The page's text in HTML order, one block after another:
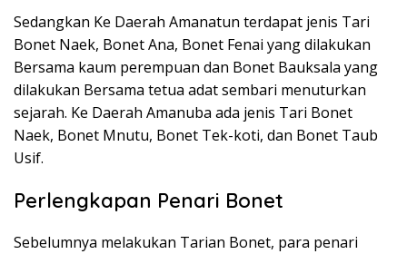
Sedangkan Ke Daerah Amanatun terdapat jenis Tari
Bonet Naek, Bonet Ana, Bonet Fenai yang dilakukan
Bersama kaum perempuan dan Bonet Bauksala yang
dilakukan Bersama tetua adat sembari menuturkan
sejarah. Ke Daerah Amanuba ada jenis Tari Bonet
Naek, Bonet Mnutu, Bonet Tek-koti, dan Bonet Taub
Usif.
Perlengkapan Penari Bonet
Sebelumnya melakukan Tarian Bonet, para penari